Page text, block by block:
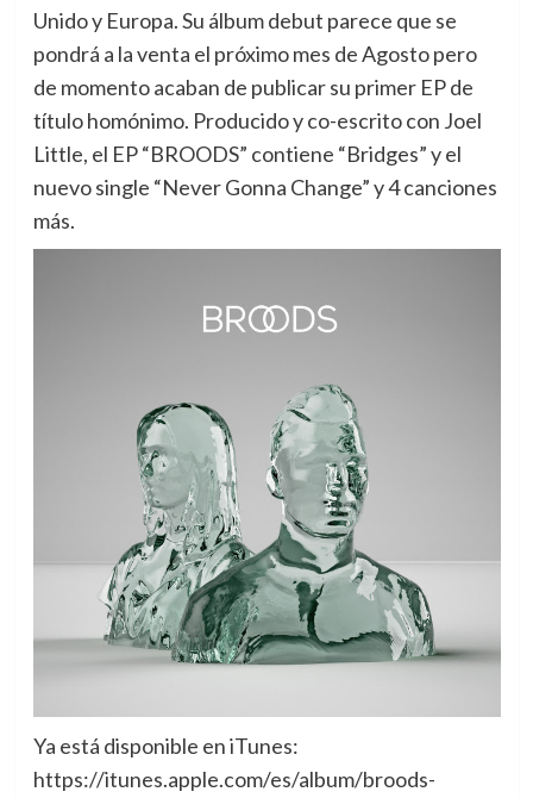
Unido y Europa. Su álbum debut parece que se
pondrá a la venta el próximo mes de Agosto pero
de momento acaban de publicar su primer EP de
título homónimo. Producido y co-escrito con Joel
Little, el EP “BROODS” contiene “Bridges” y el
nuevo single “Never Gonna Change” y 4 canciones
más.
Ya está disponible en iTunes:
https://itunes.apple.com/es/album/broods-